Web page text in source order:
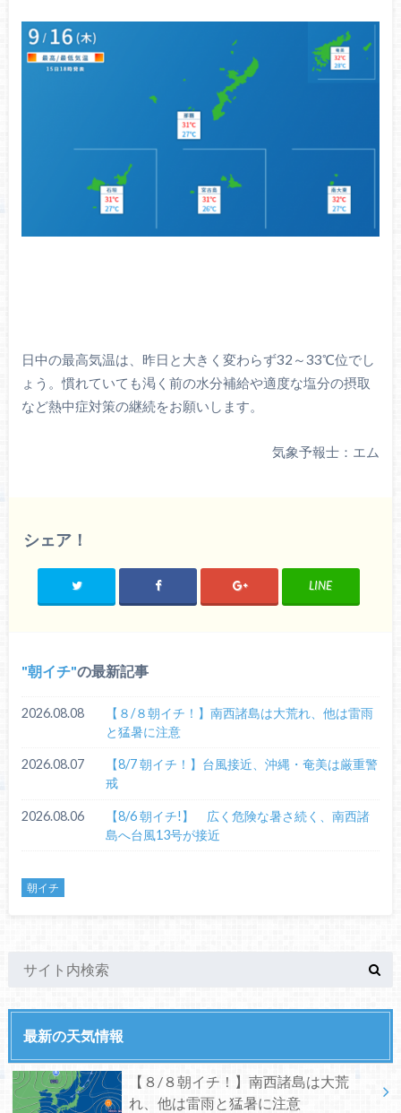
日中の最高気温は、昨日と大きく変わらず32～33℃位でし
ょう。慣れていても渇く前の水分補給や適度な塩分の摂取
など熱中症対策の継続をお願いします。
気象予報士：エム
シェア！
LINE
朝イチ の最新記事
2026.08.08
【８/８朝イチ！】南西諸島は大荒れ、他は雷雨
と猛暑に注意
2026.08.07
【8/7 朝イチ！】台風接近、沖縄・奄美は厳重警
戒
2026.08.06
【8/6 朝イチ!】 広く危険な暑さ続く、南西諸
島へ台風13号が接近
朝イチ
最新の天気情報
【８/８朝イチ！】南西諸島は大荒
れ、他は雷雨と猛暑に注意